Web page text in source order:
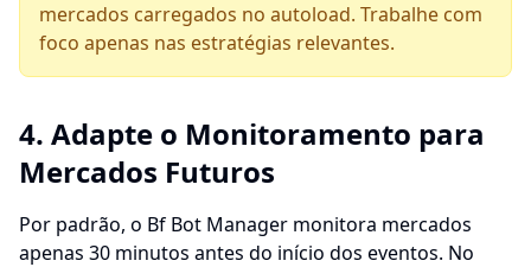
mercados carregados no autoload. Trabalhe com
foco apenas nas estratégias relevantes.
4. Adapte o Monitoramento para
Mercados Futuros
Por padrão, o Bf Bot Manager monitora mercados
apenas 30 minutos antes do início dos eventos. No